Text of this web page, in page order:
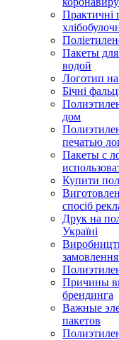
Практичні
Пакеты
водой
Логотип на
Бічні
дом
печатью
Пакеты с
Купити
спосіб
Друк на
Україні
Причины
брендинга
Важные
пакетов